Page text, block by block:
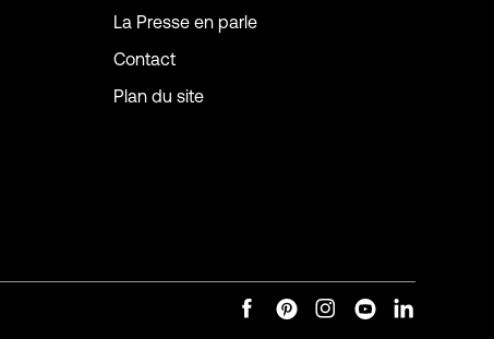
La Presse en parle
Contact
Plan du site